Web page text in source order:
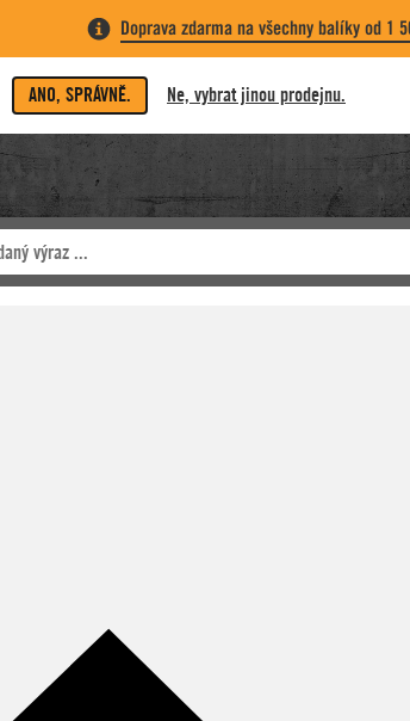
Doprava zdarma na všechny balíky od 1
ANO, SPRÁVNĚ. Ne, vybrat jinou prodejnu.